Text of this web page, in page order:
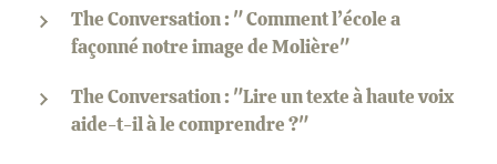
The Conversation : " Comment l’école a
façonné notre image de Molière"
The Conversation : "Lire un texte à haute voix
aide-t-il à le comprendre ?"